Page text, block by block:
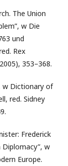
The Union
w Die
und
Rex
353–368.
w Dictionary of
red. Sidney
Frederick
w
Europe.